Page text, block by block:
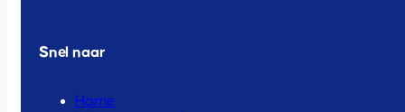
Snel naar
Home